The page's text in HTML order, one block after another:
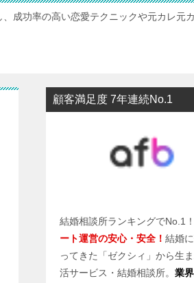
成功率の高い恋愛テクニックや元カレ元
顧客満足度 7年連続No.1
結婚相談所ランキングでNo.1！
ート運営の安心・安全！ 結婚
ってきた「ゼクシィ」から生
活サービス・結婚相談所。 業